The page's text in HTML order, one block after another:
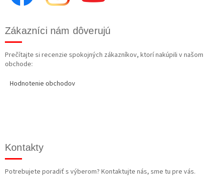
Zákazníci nám dôverujú
Prečítajte si recenzie spokojných zákazníkov, ktorí nakúpili v našom
obchode:
Hodnotenie obchodov
Kontakty
Potrebujete poradiť s výberom? Kontaktujte nás, sme tu pre vás.